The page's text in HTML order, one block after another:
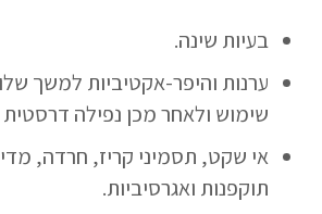
בעיות שינה.
ערנות והיפר-אקטיביות למשך
שימוש ולאחר מכן נפילה
אי שקט, תסמיני קריז, חרדה,
תוקפנות ואגרסיביות.